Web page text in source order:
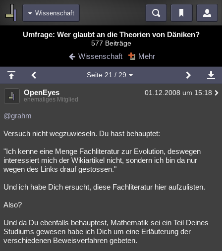
Wissenschaft
Bereiche
Blogs Videos
Chat Wiki Neuigkeiten
meine Rubriken
Menschen Wissenschaft Mystery Kriminalfälle
Spiritualität
Natur Umfragen Unterhaltung
weitere Rubriken
Philosophie Träume Orte Esoterik Literatur
Astronomie Helpdesk Gruppen Gaming Filme
Musik
Besucht Teilgenommen Alle Neue Geschlossen
Umfrage: Wer glaubt an die Theorien von Däniken?
577 Beiträge
Wissenschaft Mehr
Seite 21 / 29
OpenEyes 01.12.2008 um 15:18
ehemaliges Mitglied
@grahm
Versuch nicht wegzuwieseln. Du hast behauptet:
"Ich kenne eine Menge Fachliteratur zur Evolution, deswegen
interessiert mich der Wikiartikel nicht, sondern ich bin da nur
wegen des Links drauf gestossen."
Und ich habe Dich ersucht, diese Fachliteratur hier aufzulisten.
Also?
Und da Du ebenfalls behauptest, Mathematik sei ein Teil Deines
Studiums gewesen habe ich Dich um eine Erläuterung der
verschiedenen Beweisverfahren gebeten.